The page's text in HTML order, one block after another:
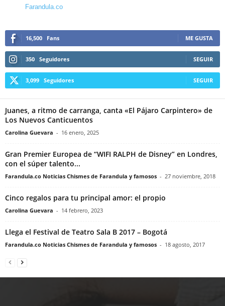
Farandula.co
16,500 Fans ME GUSTA
350 Seguidores SEGUIR
3,099 Seguidores SEGUIR
Juanes, a ritmo de carranga, canta «El Pájaro Carpintero» de
Los Nuevos Canticuentos
Carolina Guevara - 16 enero, 2025
Gran Premier Europea de “WIFI RALPH de Disney” en Londres,
con el súper talento...
Farandula.co Noticias Chismes de Farandula y famosos - 27 noviembre, 2018
Cinco regalos para tu principal amor: el propio
Carolina Guevara - 14 febrero, 2023
Llega el Festival de Teatro Sala B 2017 – Bogotá
Farandula.co Noticias Chismes de Farandula y famosos - 18 agosto, 2017